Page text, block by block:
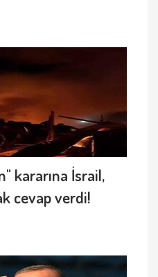
kararına İsrail,
cevap verdi!